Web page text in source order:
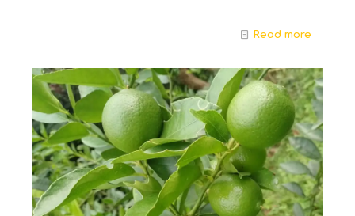
Read more